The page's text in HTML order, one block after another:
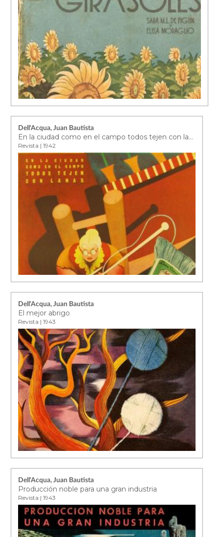
Dell'Acqua, Juan Bautista
En la ciudad como en el campo todos tejen con lanas Hetesia
Revista | 1942
Dell'Acqua, Juan Bautista
El mejor abrigo
Revista | 1943
Dell'Acqua, Juan Bautista
Producción noble para una gran industria
Revista | 1943